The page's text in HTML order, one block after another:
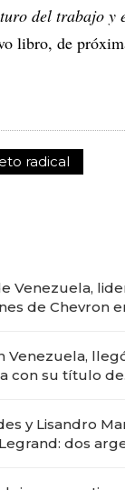
del trabajo y
libro, de
radical
Venezuela,
de Chevron
Venezuela,
con su título de
"fast premium"
y Lisandro
dos